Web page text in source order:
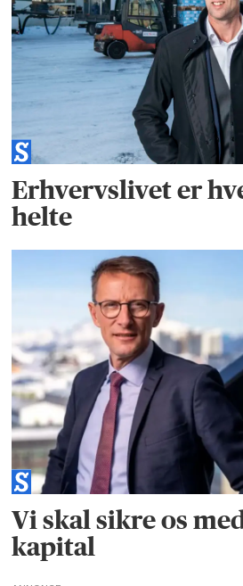
Erhvervslivet er
helte
Vi skal sikre os
kapital